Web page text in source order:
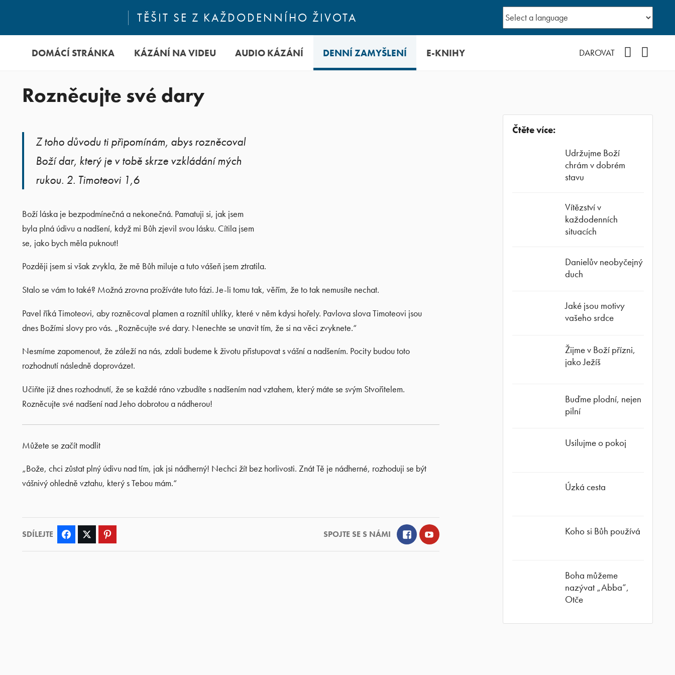
TĚŠIT SE Z KAŽDODENNÍHO ŽIVOTA
DOMÁCÍ STRÁNKA KÁZÁNÍ NA VIDEU AUDIO KÁZÁNÍ DENNÍ ZAMYŠLENÍ E-KNIHY DAROVAT
Rozněcujte své dary
Z toho důvodu ti připomínám, abys rozněcoval
Boží dar, který je v tobě skrze vzkládání mých
rukou. 2. Timoteovi 1,6
Boží láska je bezpodmínečná a nekonečná. Pamatuji si, jak jsem
byla plná údivu a nadšení, když mi Bůh zjevil svou lásku. Cítila jsem
se, jako bych měla puknout!
Později jsem si však zvykla, že mě Bůh miluje a tuto vášeň jsem ztratila.
Stalo se vám to také? Možná zrovna prožíváte tuto fázi. Je-li tomu tak, věřím, že to tak nemusíte nechat.
Pavel říká Timoteovi, aby rozněcoval plamen a roznítil uhlíky, které v něm kdysi hořely. Pavlova slova Timoteovi jsou
dnes Božími slovy pro vás. „Rozněcujte své dary. Nenechte se unavit tím, že si na věci zvyknete.“
Nesmíme zapomenout, že záleží na nás, zdali budeme k životu přistupovat s vášní a nadšením. Pocity budou toto
rozhodnutí následně doprovázet.
Učiňte již dnes rozhodnutí, že se každé ráno vzbudíte s nadšením nad vztahem, který máte se svým Stvořitelem.
Rozněcujte své nadšení nad Jeho dobrotou a nádherou!
Můžete se začít modlit
„Bože, chci zůstat plný údivu nad tím, jak jsi nádherný! Nechci žít bez horlivosti. Znát Tě je nádherné, rozhoduji se být
vášnivý ohledně vztahu, který s Tebou mám.“
SDÍLEJTE Facebook Twitter SPOJTE SE S NÁMI FacebookYouTube
Čtěte více:
Udržujme Boží
chrám v dobrém
stavu
Vítězství v
každodenních
situacích
Danielův neobyčejný
duch
Jaké jsou motivy
vašeho srdce
Žijme v Boží přízni,
jako Ježíš
Buďme plodní, nejen
pilní
Usilujme o pokoj
Úzká cesta
Koho si Bůh používá
Boha můžeme
nazývat „Abba“,
Otče